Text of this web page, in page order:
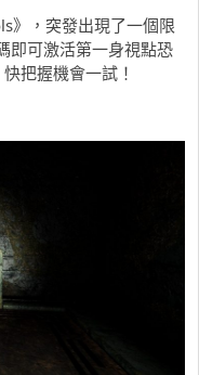
》，突發出現了一個限
即可激活第一身視點恐
把握機會一試！